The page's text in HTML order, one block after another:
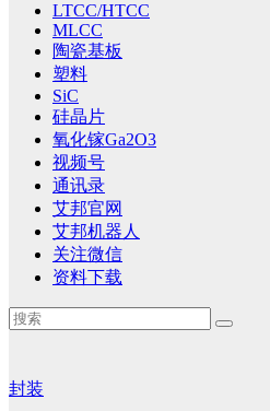
LTCC/HTCC
MLCC
陶瓷基板
塑料
SiC
硅晶片
氧化镓Ga2O3
视频号
通讯录
艾邦官网
艾邦机器人
关注微信
资料下载
封装